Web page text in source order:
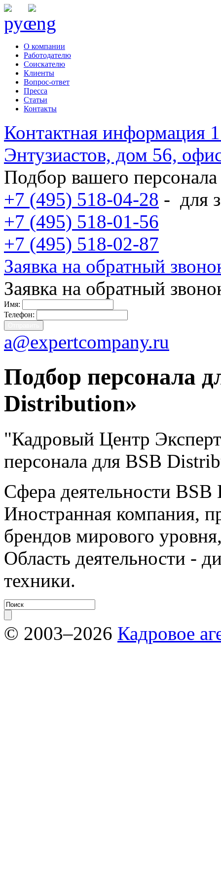
О компании
Работодателю
Соискателю
Клиенты
Вопрос-ответ
Пресса
Статьи
Контакты
Контактная информация
Энтузиастов, дом 56,
Подбор вашего персонала
+7 (495) 518-04-28 - для
+7 (495) 518-01-56
+7 (495) 518-02-87
Заявка на обратный
Заявка на обратный
Имя:
Телефон:
a@expertcompany.ru
Подбор персонала
Distribution»
"Кадровый Центр
персонала для BSB
Сфера деятельности
Иностранная компания,
брендов мирового
Область деятельности -
техники.
© 2003–2026 Кадровое